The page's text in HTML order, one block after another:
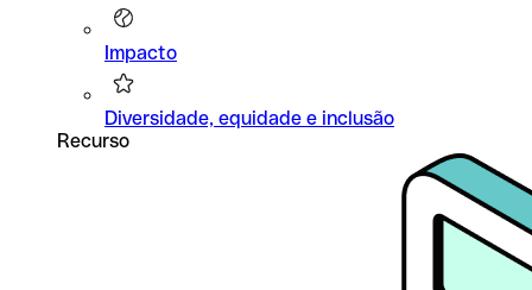
Impacto
Diversidade, equidade e inclusão
Recurso